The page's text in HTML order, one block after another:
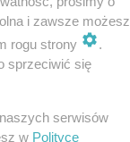
i zawsze możesz
rogu strony
sprzeciwić się
serwisów
w Polityce